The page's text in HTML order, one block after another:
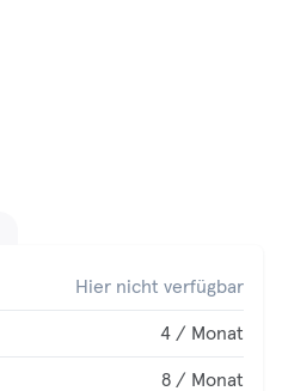
Hier nicht verfügbar
4 / Monat
8 / Monat